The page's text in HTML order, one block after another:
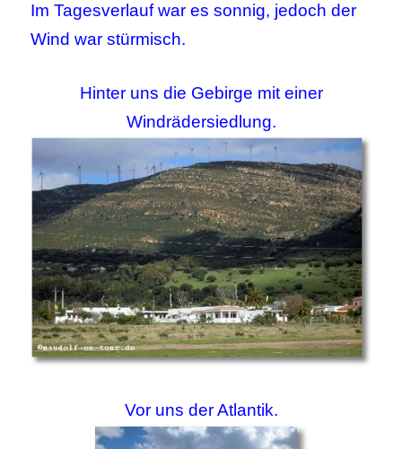
Im Tagesverlauf war es sonnig, jedoch der
Wind war stürmisch.
Hinter uns die Gebirge mit einer
Windrädersiedlung.
Vor uns der Atlantik.